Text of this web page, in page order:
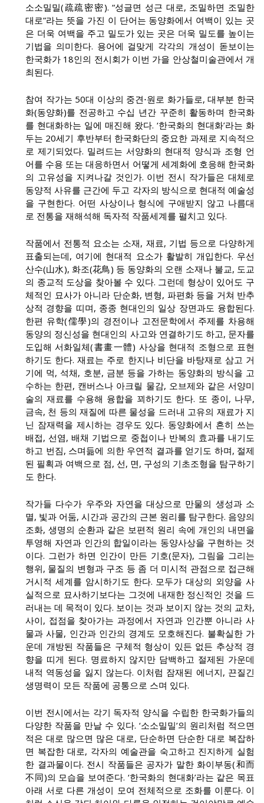
소소밀밀(疏疏密密). “성글면 성근 대로, 조밀하면 조밀한
대로”라는 뜻을 가진 이 단어는 동양화에서 여백이 있는 곳
은 더욱 여백을 주고 밀도가 있는 곳은 더욱 밀도를 높이는
기법을 의미한다. 용어에 걸맞게 각각의 개성이 돋보이는
한국화가 18인의 전시회가 이번 가을 안상철미술관에서 개
최된다.
참여 작가는 50대 이상의 중견⋅원로 화가들로, 대부분 한국
화(동양화)를 전공하고 수십 년간 꾸준히 활동하며 한국화
를 현대화하는 일에 매진해 왔다. ‘한국화의 현대화’라는 화
두는 20세기 후반부터 한국화단의 중요한 과제로 지속적으
로 제기되었다. 밀려드는 서양화의 현대적 양식과 조형 언
어를 수용 또는 대응하면서 어떻게 세계화에 호응해 한국화
의 고유성을 지켜나갈 것인가. 이번 전시 작가들은 대체로
동양적 사유를 근간에 두고 각자의 방식으로 현대적 예술성
을 구현한다. 어떤 사상이나 형식에 구애받지 않고 나름대
로 전통을 재해석해 독자적 작품세계를 펼치고 있다.
작품에서 전통적 요소는 소재, 재료, 기법 등으로 다양하게
표출되는데, 여기에 현대적 요소가 활발히 개입한다. 우선
산수(山水), 화조(花鳥) 등 동양화의 오랜 소재나 불교, 도교
의 종교적 도상을 찾아볼 수 있다. 그런데 형상이 있어도 구
체적인 묘사가 아니라 단순화, 변형, 파편화 등을 거쳐 반추
상적 경향을 띠며, 종종 현대인의 일상 장면과도 융합된다.
한편 유학(儒學)의 경전이나 고전문학에서 주제를 차용해
동양의 정신성을 현대인의 사고와 연결하기도 하고, 문자를
도입해 서화일체(書畫一體) 사상을 현대적 조형으로 표현
하기도 한다. 재료는 주로 한지나 비단을 바탕재로 삼고 거
기에 먹, 석채, 호분, 금분 등을 가하는 동양화의 방식을 고
수하는 한편, 캔버스나 아크릴 물감, 오브제와 같은 서양미
술의 재료를 수용해 융합을 꾀하기도 한다. 또 종이, 나무,
금속, 천 등의 재질에 따른 물성을 드러내 고유의 재료가 지
닌 잠재력을 제시하는 경우도 있다. 동양화에서 흔히 쓰는
배접, 선염, 배채 기법으로 중첩이나 반복의 효과를 내기도
하고 번짐, 스며듦에 의한 우연적 결과를 얻기도 하며, 절제
된 필획과 여백으로 점, 선, 면, 구성의 기초조형을 탐구하기
도 한다.
작가들 다수가 우주와 자연을 대상으로 만물의 생성과 소
멸, 빛과 어둠, 시간과 공간의 근본 원리를 탐구한다. 음양의
조화, 생명의 순환과 같은 보편적 원리 속에 개인의 내면을
투영해 자연과 인간의 합일이라는 동양사상을 구현하는 것
이다. 그런가 하면 인간이 만든 기호(문자), 그림을 그리는
행위, 물질의 변형과 구조 등 좀 더 미시적 관점으로 접근해
거시적 세계를 암시하기도 한다. 모두가 대상의 외양을 사
실적으로 묘사하기보다는 그것에 내재한 정신적인 것을 드
러내는 데 목적이 있다. 보이는 것과 보이지 않는 것의 교차,
사이, 접점을 찾아가는 과정에서 자연과 인간뿐 아니라 사
물과 사물, 인간과 인간의 경계도 모호해진다. 불확실한 가
운데 개방된 작품들은 구체적 형상이 있든 없든 추상적 경
향을 띠게 된다. 명료하지 않지만 담백하고 절제된 가운데
내적 역동성을 잃지 않는다. 이처럼 잠재된 에너지, 끈질긴
생명력이 모든 작품에 공통으로 스며 있다.
이번 전시에서는 각기 독자적 양식을 수립한 한국화가들의
다양한 작품을 만날 수 있다. ‘소소밀밀’의 원리처럼 적으면
적은 대로 많으면 많은 대로, 단순하면 단순한 대로 복잡하
면 복잡한 대로, 각자의 예술관을 숙고하고 진지하게 실험
한 결과물이다. 전시 작품들은 공자가 말한 화이부동(和而
不同)의 모습을 보여준다. ‘한국화의 현대화’라는 같은 목표
아래 서로 다른 개성이 모여 전체적으로 조화를 이룬다. 이